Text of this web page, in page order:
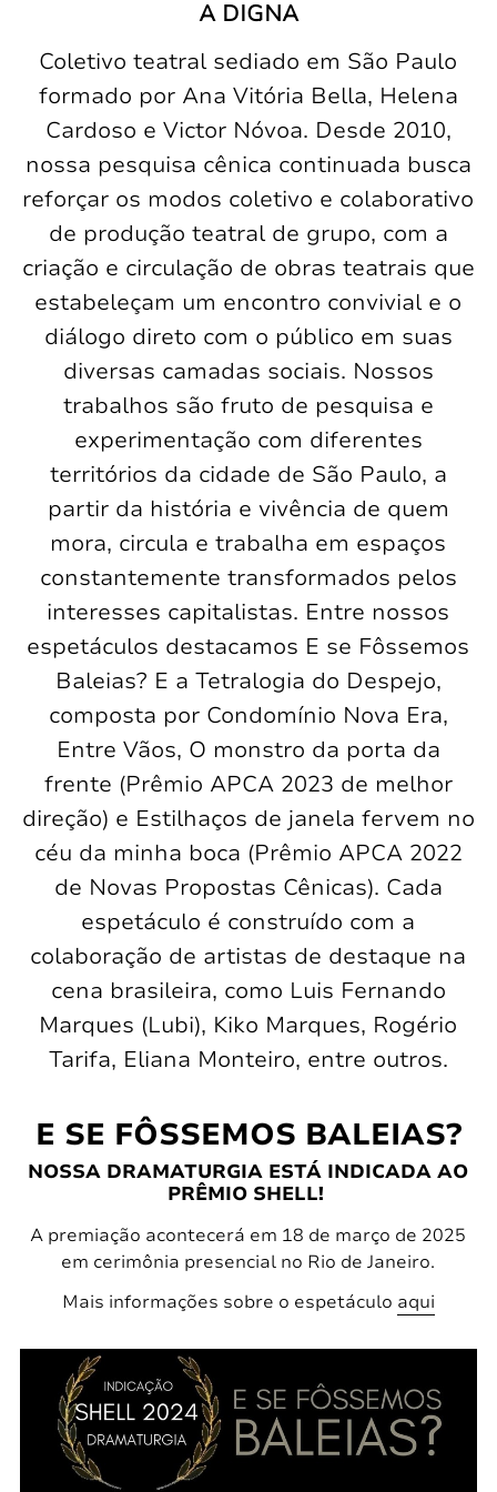
A DIGNA
Coletivo teatral sediado em São Paulo
formado por Ana Vitória Bella, Helena
Cardoso e Victor Nóvoa. Desde 2010,
nossa pesquisa cênica continuada busca
reforçar os modos coletivo e colaborativo
de produção teatral de grupo, com a
criação e circulação de obras teatrais que
estabeleçam um encontro convivial e o
diálogo direto com o público em suas
diversas camadas sociais. Nossos
trabalhos são fruto de pesquisa e
experimentação com diferentes
territórios da cidade de São Paulo, a
partir da história e vivência de quem
mora, circula e trabalha em espaços
constantemente transformados pelos
interesses capitalistas. Entre nossos
espetáculos destacamos E se Fôssemos
Baleias? E a Tetralogia do Despejo,
composta por Condomínio Nova Era,
Entre Vãos, O monstro da porta da
frente (Prêmio APCA 2023 de melhor
direção) e Estilhaços de janela fervem no
céu da minha boca (Prêmio APCA 2022
de Novas Propostas Cênicas). Cada
espetáculo é construído com a
colaboração de artistas de destaque na
cena brasileira, como Luis Fernando
Marques (Lubi), Kiko Marques, Rogério
Tarifa, Eliana Monteiro, entre outros.
E SE FÔSSEMOS BALEIAS?
NOSSA DRAMATURGIA ESTÁ INDICADA AO
PRÊMIO SHELL!
A premiação acontecerá em 18 de março de 2025
em cerimônia presencial no Rio de Janeiro.
Mais informações sobre o espetáculo aqui